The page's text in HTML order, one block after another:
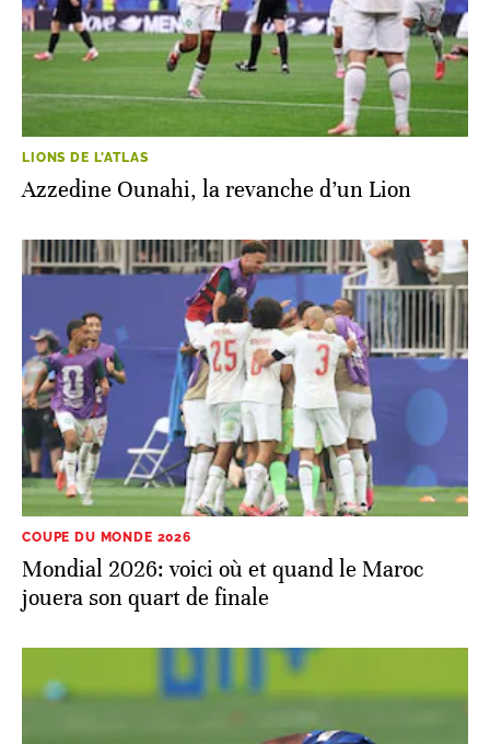
LIONS DE L'ATLAS
Azzedine Ounahi, la revanche d’un Lion
COUPE DU MONDE 2026
Mondial 2026: voici où et quand le Maroc
jouera son quart de finale